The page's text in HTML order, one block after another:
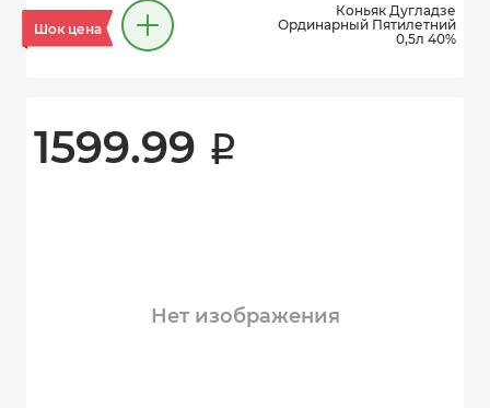
Шок цена
Коньяк Дугладзе
Ординарный Пятилетний
0,5л 40%
1599.99 i
Нет изображения